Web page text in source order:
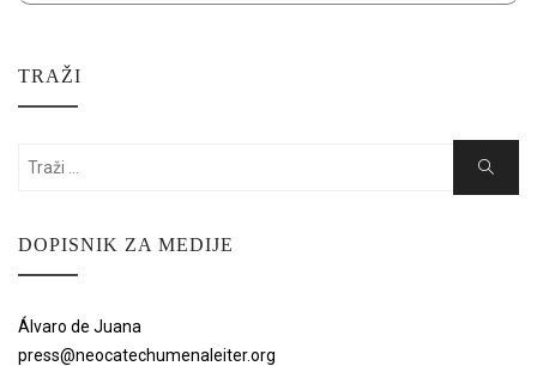
TRAŽI
Search
Search
DOPISNIK ZA MEDIJE
Álvaro de Juana
press@neocatechumenaleiter.org